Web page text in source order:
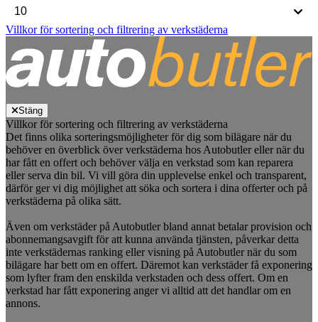
Villkor för sortering och filtrering av verkstäderna
Stäng
Villkor för sortering och filtrering av verkstäderna
Det finns olika sorteringsmöjligheter för dig som bilägare när du
behöver en överblick över verkstäderna hos Autobutler eller när du
har fått en offert och behöver välja en verkstad som kan reparera
eller serva din bil. Vi vill göra din upplevelse enkel och transparent,
därför ger vi dig möjlighet att söka och sortera i dina offerter och på
verkstäderna på olika sätt.
Även om verkstäder på Autobutler bland annat betalar provision och
abonnemangsavgift för att kunna använda tjänsten, påverkar detta
inte verkstädernas ranking eller visning på Autobutler när du som
bilägare har bett om en offert. Däremot kan verkstäder få exponering
som lyfter fram den enskilda verkstaden och dess offert. Om en
verkstad har fått exponering anger vi alltid att det handlar om en
annons.